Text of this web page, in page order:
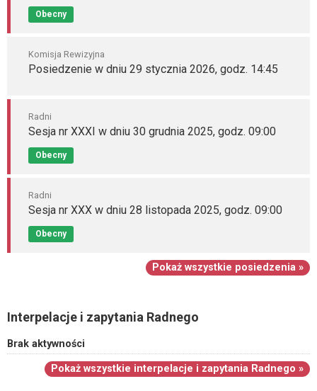
Obecny
Komisja Rewizyjna
Posiedzenie w dniu 29 stycznia 2026, godz. 14:45
Radni
Sesja nr XXXI w dniu 30 grudnia 2025, godz. 09:00
Obecny
Radni
Sesja nr XXX w dniu 28 listopada 2025, godz. 09:00
Obecny
Pokaż wszystkie posiedzenia »
Interpelacje i zapytania Radnego
Brak aktywności
Pokaż wszystkie interpelacje i zapytania Radnego »